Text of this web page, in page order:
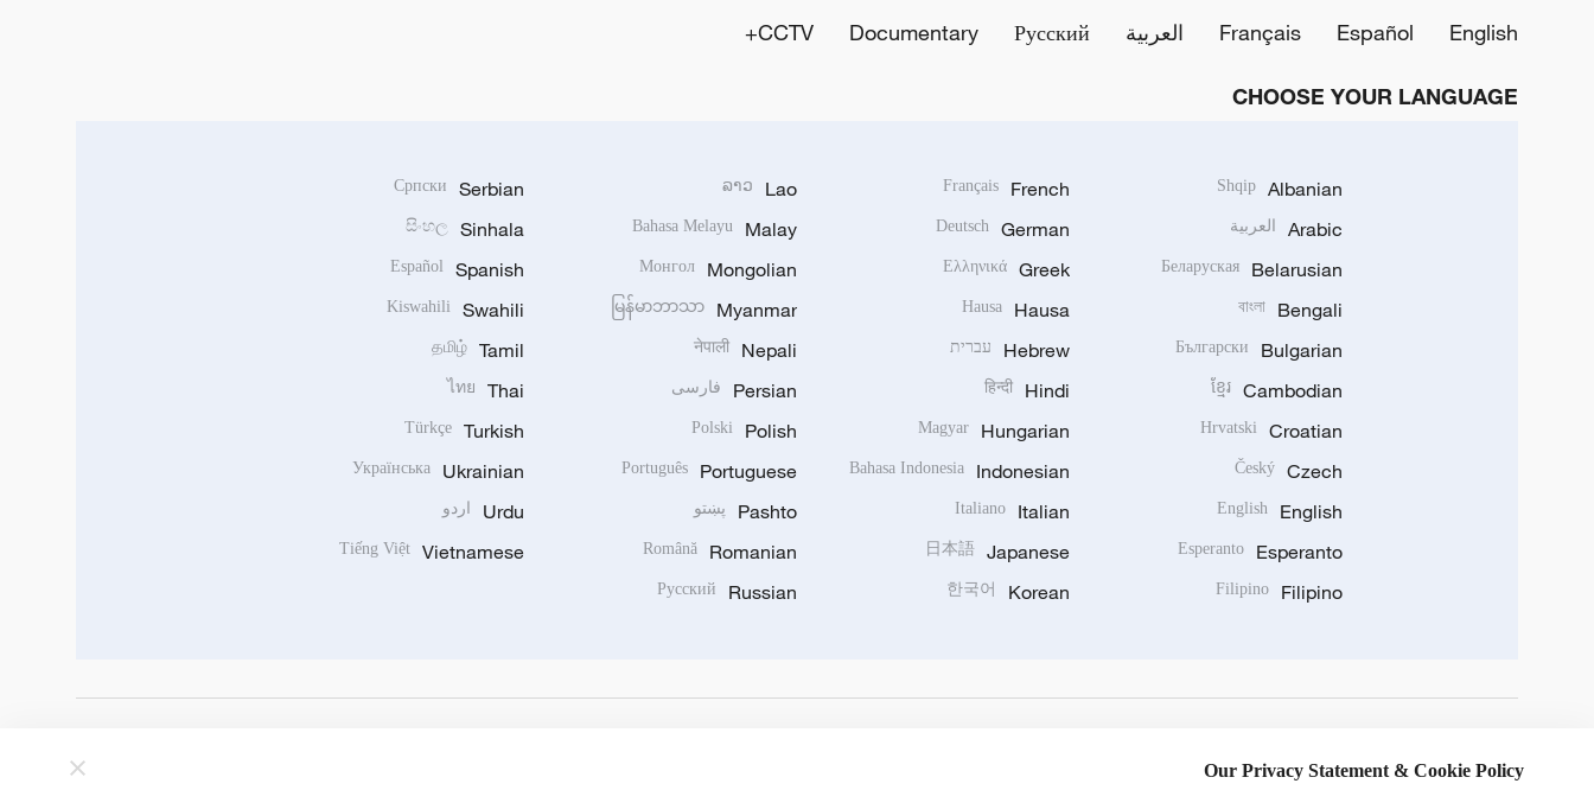
English
Español
Français العربية Русский
Documentary
CCTV+
CHOOSE YOUR LANGUAGE
Albanian
Shqip
Arabic العربية
Belarusian
Беларуская
Bengali
বাংলা
Bulgarian
Български
Cambodian
ខ្មែរ
Croatian
Hrvatski
Czech
Český
English
English
Esperanto
Esperanto
Filipino
Filipino
French
Français
German
Deutsch
Greek
Ελληνικά
Hausa
Hausa
Hebrew עברית
Hindi
हिन्दी
Hungarian
Magyar
Indonesian
Bahasa Indonesia
Italian
Italiano
Japanese
日本語
Korean
한국어
Lao
ລາວ
Malay
Bahasa Melayu
Mongolian
Монгол
Myanmar
မြန်မာဘာသာ
Nepali
नेपाली
Persian فارسی
Polish
Polski
Portuguese
Português
Pashto پښتو
Romanian
Română
Russian
Русский
Serbian
Српски
Sinhala
සිංහල
Spanish
Español
Swahili
Kiswahili
Tamil
தமிழ்
Thai
ไทย
Turkish
Türkçe
Ukrainian
Українська
Urdu اردو
Vietnamese
Tiếng Việt
Our Privacy Statement & Cookie Policy